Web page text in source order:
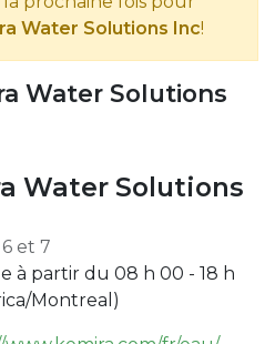
Water Solutions Inc!
Water Solutions
Water Solutions
et 7
à partir du 08 h 00 - 18 h
Montreal )